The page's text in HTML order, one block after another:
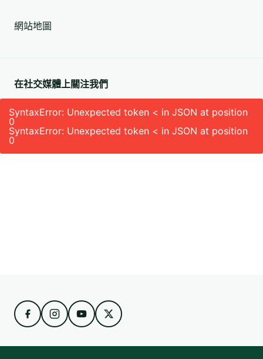
(必
網站地圖
在社交媒體上關注我們
SyntaxError: Unexpected token < in JSON at position
0
SyntaxError: Unexpected token < in JSON at position
0